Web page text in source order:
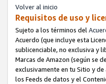
Volver al inicio
Requisitos de uso y
Sujeto a los términos del
Acuerdo (que incluye esta
sublicenciable, no exclusiva y
Marcas de Amazon (según se
exclusivamente en tu Sitio y de
los Feeds de datos y el